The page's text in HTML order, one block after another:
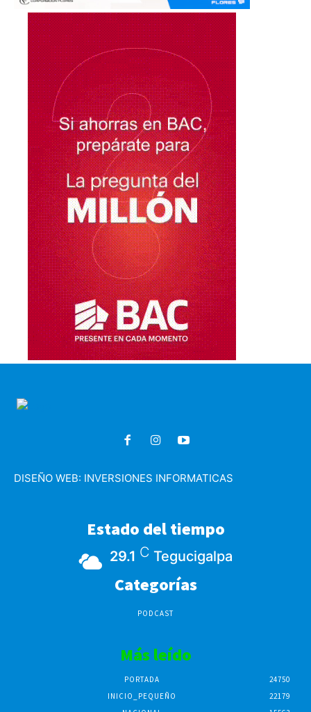
DISEÑO WEB: INVERSIONES INFORMATICAS
Estado del tiempo
29.1 C Tegucigalpa
Categorías
PODCAST
Más leído
PORTADA
24750
INICIO_PEQUEÑO
22179